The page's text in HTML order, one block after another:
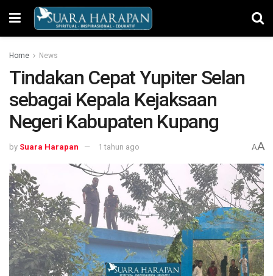
Home News
Tindakan Cepat Yupiter Selan
sebagai Kepala Kejaksaan
Negeri Kabupaten Kupang
by Suara Harapan 1 tahun ago AA